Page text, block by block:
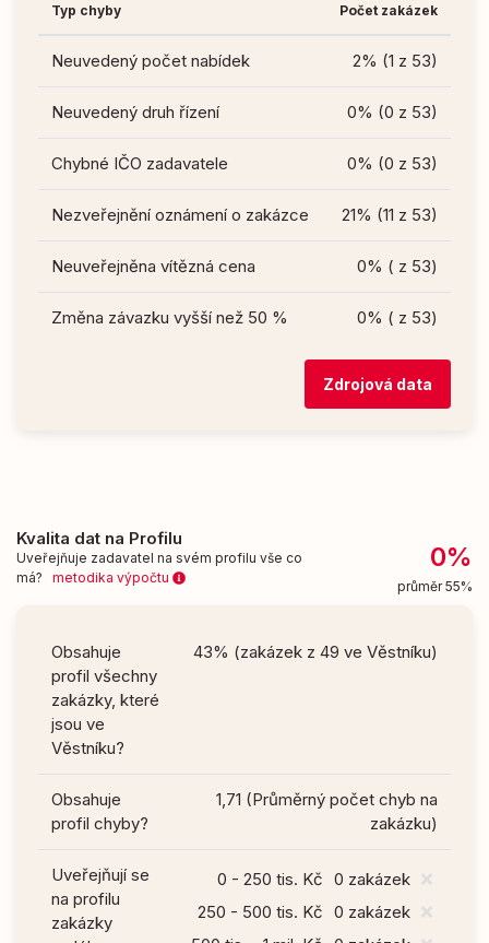
Typ chyby Počet zakázek
Neuvedený počet nabídek 2% (1 z 53)
Neuvedený druh řízení 0% (0 z 53)
Chybné IČO zadavatele 0% (0 z 53)
Nezveřejnění oznámení o zakázce 21% (11 z 53)
Neuveřejněna vítězná cena 0% ( z 53)
Změna závazku vyšší než 50 % 0% ( z 53)
Zdrojová data
Kvalita dat na Profilu
Uveřejňuje zadavatel na svém profilu vše co
má? metodika výpočtu
0%
průměr 55%
Obsahuje
profil všechny
zakázky, které
jsou ve
Věstníku?
43% (zakázek z 49 ve Věstníku)
Obsahuje
profil chyby?
1,71 (Průměrný počet chyb na
zakázku)
Uveřejňují se
na profilu
zakázky
0 - 250 tis. Kč 0 zakázek
250 - 500 tis. Kč 0 zakázek